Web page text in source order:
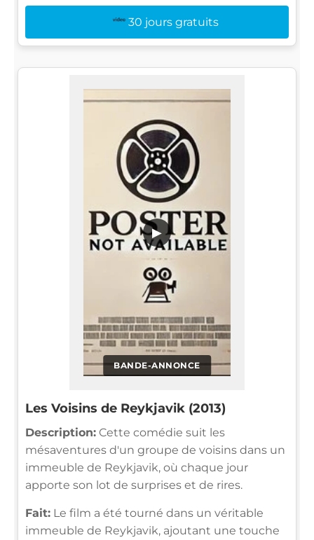
30 jours gratuits
BANDE-ANNONCE
▶
Les Voisins de Reykjavik (2013)
Description: Cette comédie suit les
mésaventures d'un groupe de voisins dans un
immeuble de Reykjavik, où chaque jour
apporte son lot de surprises et de rires.
Fait: Le film a été tourné dans un véritable
immeuble de Reykjavik, ajoutant une touche